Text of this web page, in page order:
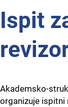
Ispit
Akademsko-
organizuje ispitni